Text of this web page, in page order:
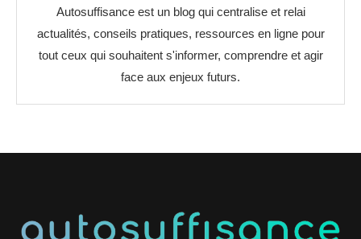
Autosuffisance est un blog qui centralise et relai
actualités, conseils pratiques, ressources en ligne pour
tout ceux qui souhaitent s'informer, comprendre et agir
face aux enjeux futurs.